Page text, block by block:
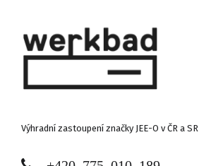
Výhradní zastoupení značky JEE-O v ČR a SR